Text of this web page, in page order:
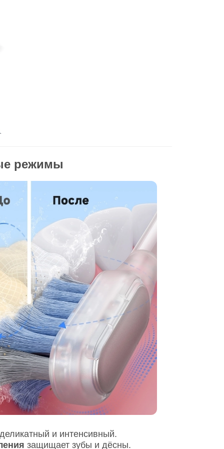
режимы
и интенсивный.
защищает зубы и дёсны.